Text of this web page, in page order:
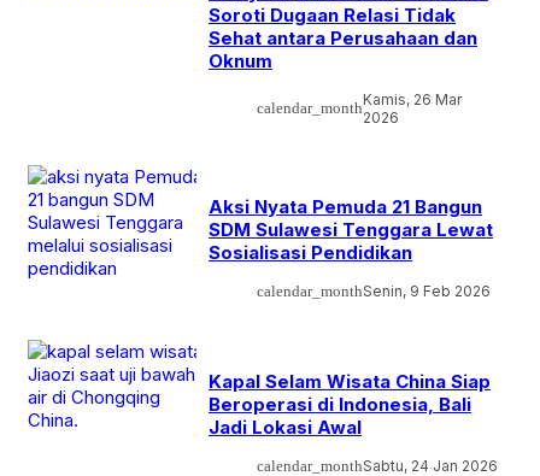
Soroti Dugaan Relasi Tidak
Sehat antara Perusahaan dan
Oknum
calendar_monthKamis, 26 Mar
2026
Aksi Nyata Pemuda 21 Bangun
SDM Sulawesi Tenggara Lewat
Sosialisasi Pendidikan
calendar_monthSenin, 9 Feb 2026
Kapal Selam Wisata China Siap
Beroperasi di Indonesia, Bali
Jadi Lokasi Awal
calendar_monthSabtu, 24 Jan 2026